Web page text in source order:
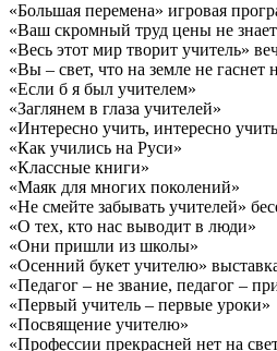
«Большая перемена» игровая
«Ваш скромный труд цены не
«Весь этот мир творит учитель»
«Вы – свет, что на земле не гаснет
«Если б я был учителем»
«Заглянем в глаза учителей»
«Интересно учить, интересно
«Как учились на Руси»
«Классные книги»
«Маяк для многих поколений»
«Не смейте забывать учителей»
«О тех, кто нас выводит в люди»
«Они пришли из школы»
«Осенний букет учителю»
«Педагог – не звание, педагог –
«Первый учитель – первые уроки»
«Посвящение учителю»
«Профессии прекрасней нет на